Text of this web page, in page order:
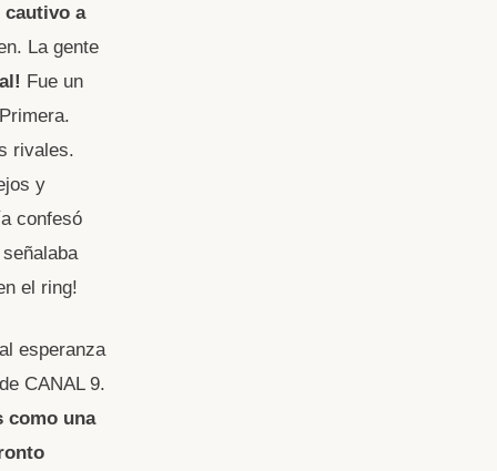
cautivo a
La gente
Fue un
rivales.
y
confesó
el ring!
esperanza
CANAL 9.
como una